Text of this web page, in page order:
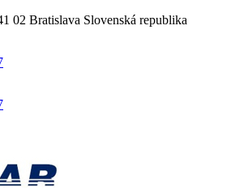
02 Bratislava Slovenská republika